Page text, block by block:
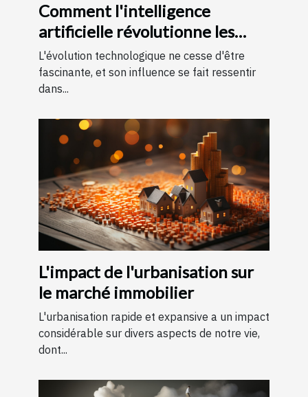
Comment l'intelligence
artificielle révolutionne les
soins de santé
L'évolution technologique ne cesse d'être
fascinante, et son influence se fait ressentir
dans...
L'impact de l'urbanisation sur
le marché immobilier
L'urbanisation rapide et expansive a un impact
considérable sur divers aspects de notre vie,
dont...